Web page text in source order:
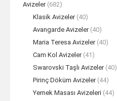
Avizeler (682)
Klasik Avizeler (40)
Avangarde Avizeler (40)
Maria Teresa Avizeler (40)
Cam Kol Avizeler (41)
Swarovski Taşlı Avizeler (40)
Pirinç Döküm Avizeler (44)
Yemek Masası Avizeleri (44)